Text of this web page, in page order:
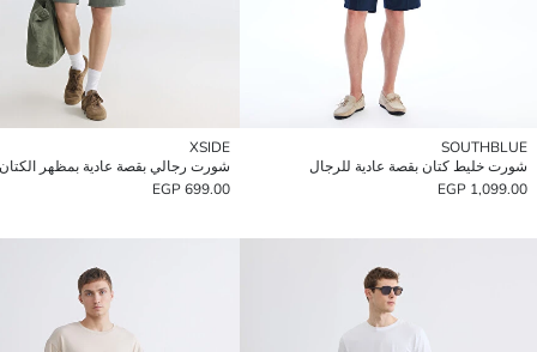
SOUTHBLUE
شورت خليط كتان بقصة عادية للرجال
1,099.00 EGP
XSIDE
شورت رجالي بقصة عادية بمظهر الكتان
699.00 EGP